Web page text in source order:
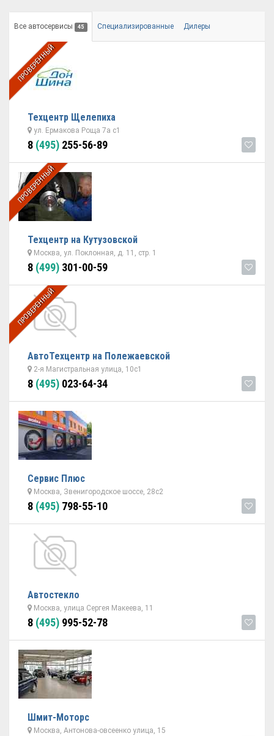
Все автосервисы 45 Специализированные Дилеры
ПРОВЕРЕННЫЙ
Техцентр Щелепиха
ул. Ермакова Роща 7а с1
8 (495) 255-56-89
ПРОВЕРЕННЫЙ
Техцентр на Кутузовской
Москва, ул. Поклонная, д. 11, стр. 1
8 (499) 301-00-59
ПРОВЕРЕННЫЙ
АвтоТехцентр на Полежаевской
2-я Магистральная улица, 10с1
8 (495) 023-64-34
Сервис Плюс
Москва, Звенигородское шоссе, 28с2
8 (495) 798-55-10
Автостекло
Москва, улица Сергея Макеева, 11
8 (495) 995-52-78
Шмит-Моторс
Москва, Антонова-овсеенко улица, 15